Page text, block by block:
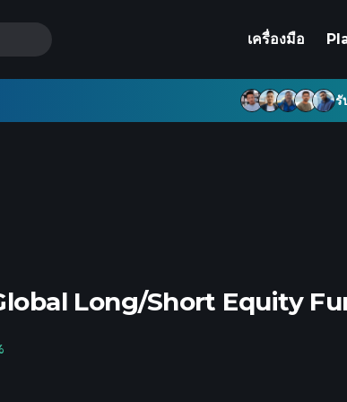
เครื่องมือ
รั
Long/Short Equity